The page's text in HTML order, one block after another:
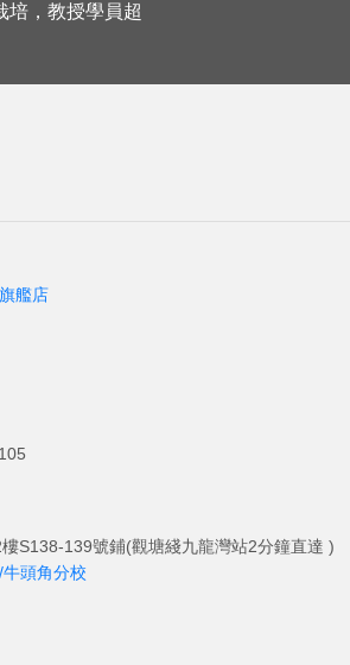
培，教授學員超
艦店
S138-139號鋪(觀塘綫九龍灣站2分鐘直達 )
頭角分校